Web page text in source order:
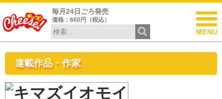
毎月24日ごろ発売
価格：660円（税込）
連載作品・作家